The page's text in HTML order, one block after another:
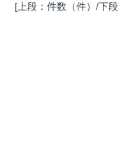
[上段：件数（件）/下